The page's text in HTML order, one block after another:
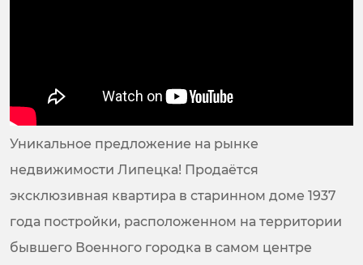
Уникальное предложение на рынке
недвижимости Липецка! Продаётся
эксклюзивная квартира в старинном доме 1937
года постройки, расположенном на территории
бывшего Военного городка в самом центре